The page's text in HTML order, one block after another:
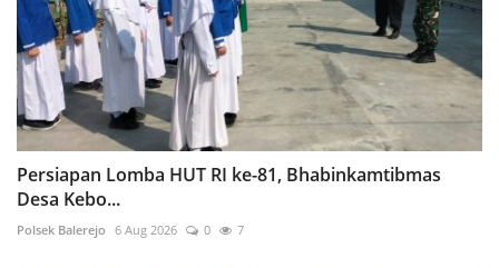
Persiapan Lomba HUT RI ke-81, Bhabinkamtibmas
Desa Kebo...
Polsek Balerejo 6 Aug 2026 0 7